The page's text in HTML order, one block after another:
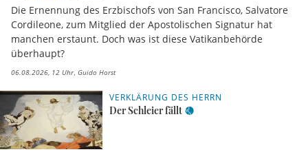
Die Ernennung des Erzbischofs von San Francisco, Salvatore
Cordileone, zum Mitglied der Apostolischen Signatur hat
manchen erstaunt. Doch was ist diese Vatikanbehörde
überhaupt?
06.08.2026, 12 Uhr Guido Horst
VERKLÄRUNG DES HERRN
Der Schleier fällt